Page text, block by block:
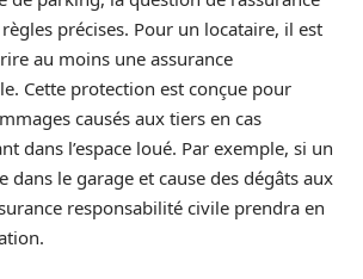
précises. Pour un locataire, il est
au moins une assurance
Cette protection est conçue pour
causés aux tiers en cas
dans l’espace loué. Par exemple, si un
dans le garage et cause des dégâts aux
responsabilité civile prendra en